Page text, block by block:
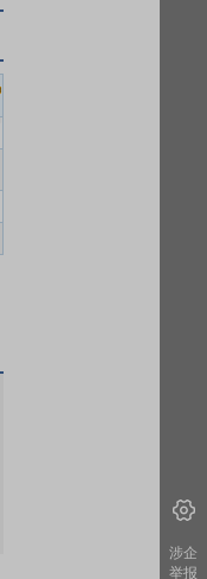
涉企
举报